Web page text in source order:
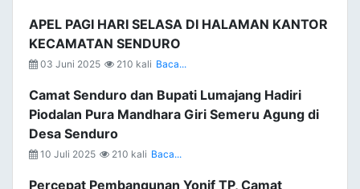
APEL PAGI HARI SELASA DI HALAMAN KANTOR
KECAMATAN SENDURO
03 Juni 2025 210 kali Baca...
Camat Senduro dan Bupati Lumajang Hadiri
Piodalan Pura Mandhara Giri Semeru Agung di
Desa Senduro
10 Juli 2025 210 kali Baca...
Percepat Pembangunan Yonif TP, Camat